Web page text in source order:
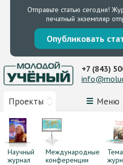
Отправьте статью сегодня!
печатный экземпляр
Опубликовать
Проекты Меню
+7 (843)
Научный
журнал
Международные
конференции